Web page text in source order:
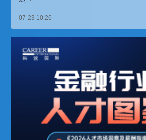
07-23 10:26